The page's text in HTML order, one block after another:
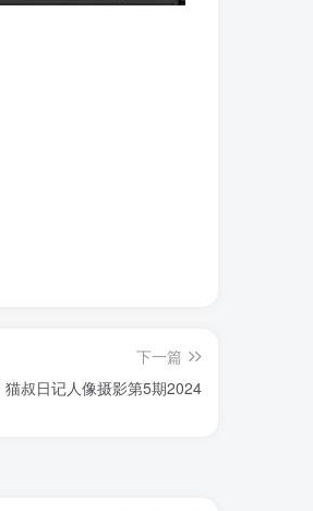
下一篇
猫叔日记人像摄影第5期2024